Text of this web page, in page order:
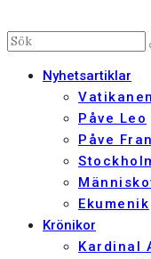
Nyhetsartiklar
Vatikanen
Påve Leo
Påve
Ekumenik
Krönikor
Kardinal